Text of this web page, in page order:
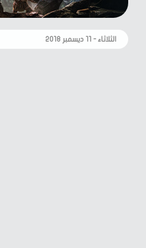
الثلاثاء - ١١ ديسمبر ٢٠١٨